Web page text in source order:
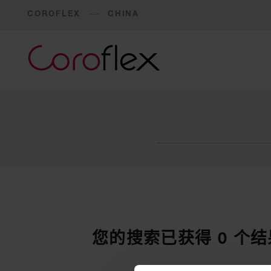
COROFLEX CHINA
您的搜索已获得 0 个